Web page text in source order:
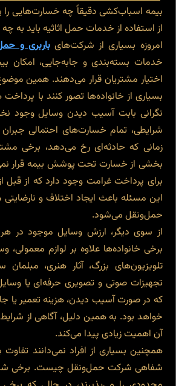
بیمه اسباب‌کشی دقیقاً چه خسارت‌هایی
از استفاده از خدمات حمل اثاثیه باید به
امروزه بسیاری از شرکت‌هایباربری و
خدمات بسته‌بندی و جابه‌جایی، امکان
اختیار مشتریان قرار می‌دهند. همین
بسیاری از خانواده‌ها تصور کنند با
نگرانی بابت آسیب دیدن وسایل وجود
شرایطی، تمام خسارت‌های احتمالی
زمانی که حادثه‌ای رخ می‌دهد، برخی
بخشی از خسارت تحت پوشش بیمه قرار
برای پرداخت غرامت وجود دارد که از قبل
این مسئله باعث ایجاد اختلاف و
حمل‌ونقل می‌شود.
از سوی دیگر، ارزش وسایل موجود در
برخی خانواده‌ها علاوه بر لوازم معمولی،
تلویزیون‌های بزرگ، آثار هنری، مبلمان
تجهیزات صوتی و تصویری حرفه‌ای یا
که در صورت آسیب دیدن، هزینه تعمیر یا
خواهد بود. به همین دلیل، آگاهی از
آن اهمیت زیادی پیدا می‌کند.
همچنین بسیاری از افراد نمی‌دانند
شفاهی شرکت حمل‌ونقل چیست. برخی